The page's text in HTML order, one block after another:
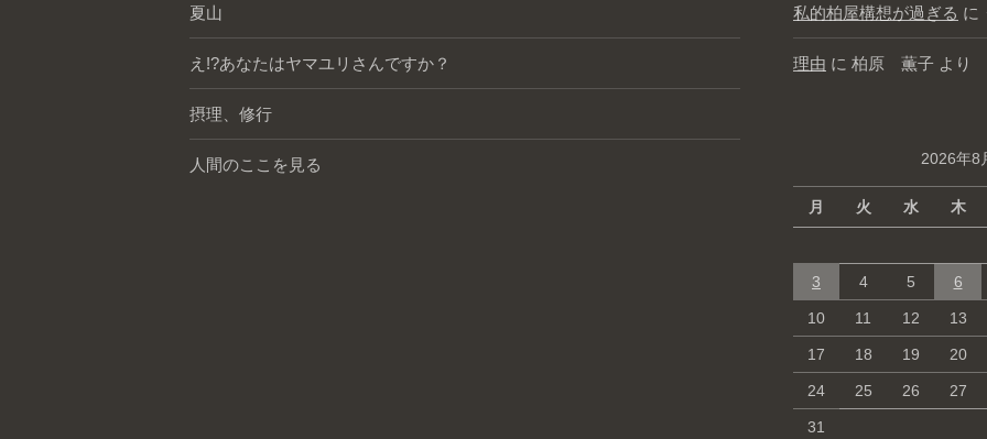
夏山
え!?あなたはヤマユリさんですか？
摂理、修行
人間のここを見る
私的柏屋構想が過ぎる に
理由 に 柏原 薫子 より
2026年8
月 火 水 木
3 4 5 6
10 11 12 13
17 18 19 20
24 25 26 27
31